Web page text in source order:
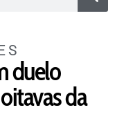
duelo
da